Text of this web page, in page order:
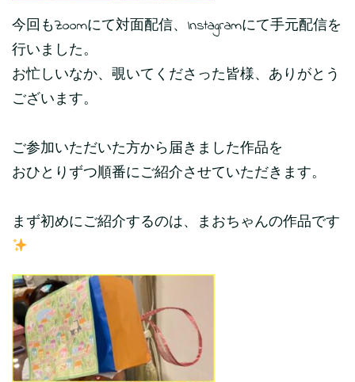
今回もZoomにて対面配信、Instagramにて手元配信を
行いました。
お忙しいなか、覗いてくださった皆様、ありがとう
ございます。
ご参加いただいた方から届きました作品を
おひとりずつ順番にご紹介させていただきます。
まず初めにご紹介するのは、まおちゃんの作品です